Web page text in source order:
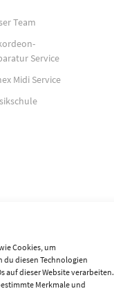
Cookies, um
diesen Technologien
auf dieser Website verarbeiten.
Merkmale und
Team
Service
Midi Service